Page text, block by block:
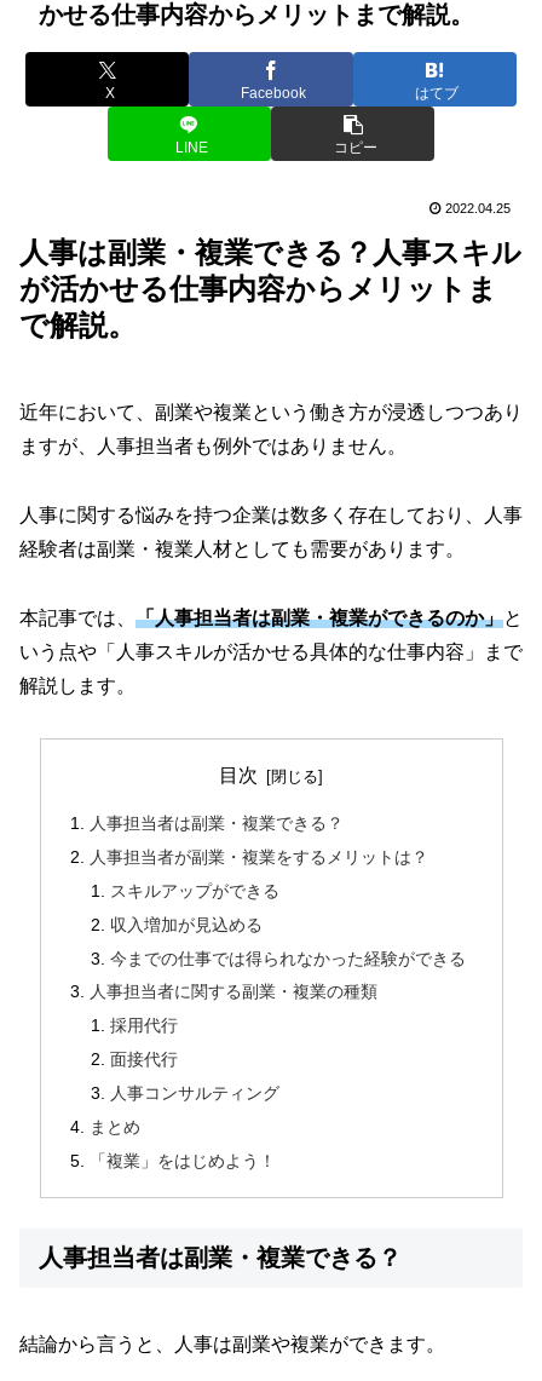
かせる仕事内容からメリットまで解説。
X Facebook はてブ
LINE コピー
2022.04.25
人事は副業・複業できる？人事スキル
が活かせる仕事内容からメリットま
で解説。
近年において、副業や複業という働き方が浸透しつつあり
ますが、人事担当者も例外ではありません。
人事に関する悩みを持つ企業は数多く存在しており、人事
経験者は副業・複業人材としても需要があります。
本記事では、 「人事担当者は副業・複業ができるのか」と
いう点や「人事スキルが活かせる具体的な仕事内容」まで
解説します。
目次
人事担当者は副業・複業できる？
人事担当者が副業・複業をするメリットは？
スキルアップができる
収入増加が見込める
今までの仕事では得られなかった経験ができる
人事担当者に関する副業・複業の種類
採用代行
面接代行
人事コンサルティング
まとめ
「複業」をはじめよう！
人事担当者は副業・複業できる？
結論から言うと、人事は副業や複業ができます。